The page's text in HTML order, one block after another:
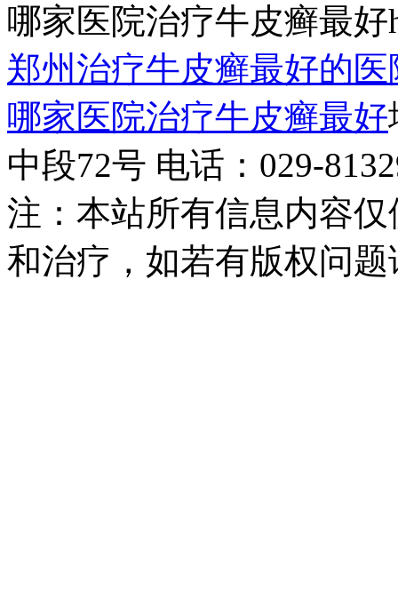
哪家医院治疗牛皮癣最好
郑州治疗牛皮癣最好的
哪家医院治疗牛皮癣最好
中段72号 电话：029-
注：本站所有信息内容
和治疗，如若有版权问